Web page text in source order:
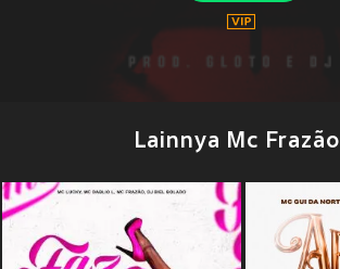
Lainnya Mc Frazão